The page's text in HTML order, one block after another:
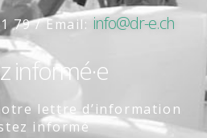
79 / Email: info@dr-e.ch
informé·e
lettre d’information
informé